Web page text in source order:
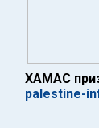
ХАМАС
palestine-